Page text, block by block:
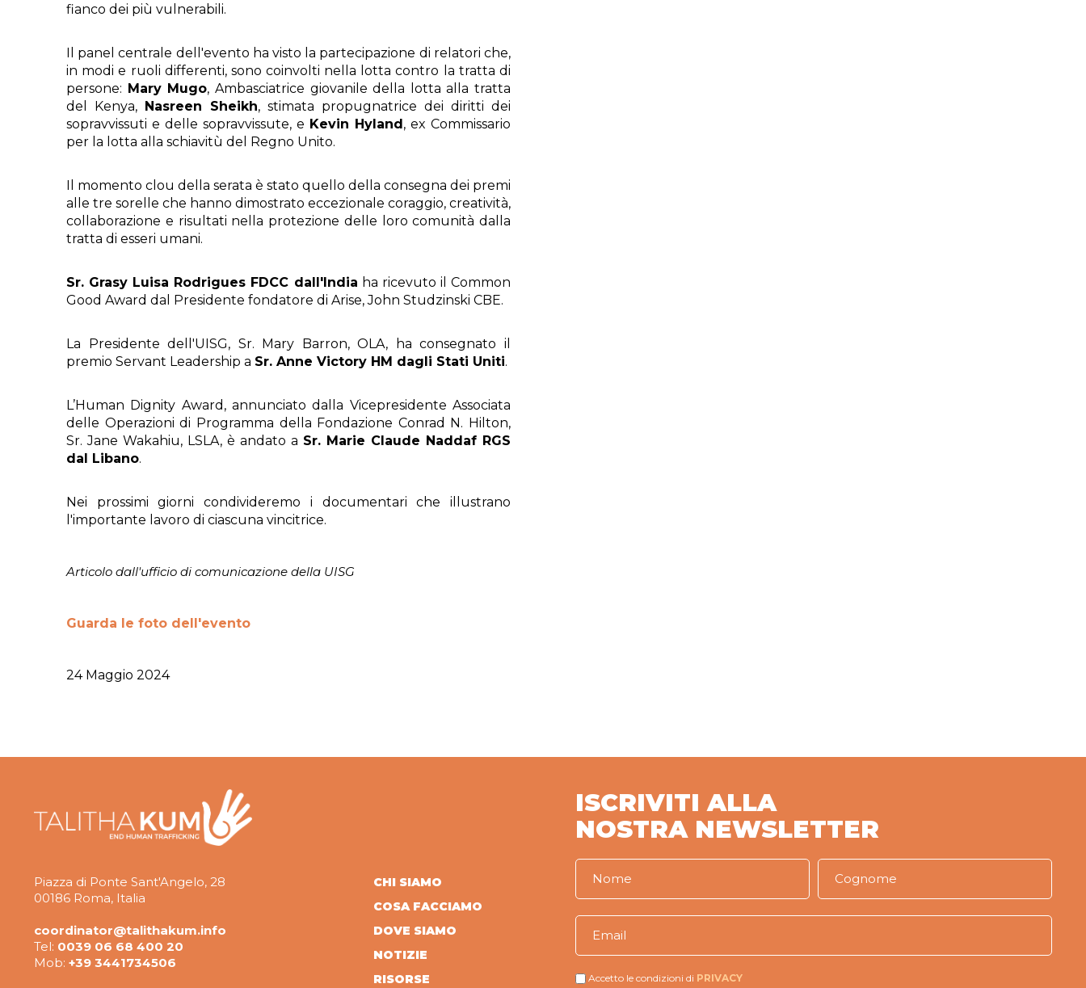
fianco dei più vulnerabili.
Il panel centrale dell'evento ha visto la partecipazione di relatori che,
in modi e ruoli differenti, sono coinvolti nella lotta contro la tratta di
persone: Mary Mugo, Ambasciatrice giovanile della lotta alla tratta
del Kenya, Nasreen Sheikh, stimata propugnatrice dei diritti dei
sopravvissuti e delle sopravvissute, e Kevin Hyland, ex Commissario
per la lotta alla schiavitù del Regno Unito.
Il momento clou della serata è stato quello della consegna dei premi
alle tre sorelle che hanno dimostrato eccezionale coraggio, creatività,
collaborazione e risultati nella protezione delle loro comunità dalla
tratta di esseri umani.
Sr. Grasy Luisa Rodrigues FDCC dall'India ha ricevuto il Common
Good Award dal Presidente fondatore di Arise, John Studzinski CBE.
La Presidente dell'UISG, Sr. Mary Barron, OLA, ha consegnato il
premio Servant Leadership a Sr. Anne Victory HM dagli Stati Uniti.
L’Human Dignity Award, annunciato dalla Vicepresidente Associata
delle Operazioni di Programma della Fondazione Conrad N. Hilton,
Sr. Jane Wakahiu, LSLA, è andato a Sr. Marie Claude Naddaf RGS
dal Libano.
Nei prossimi giorni condivideremo i documentari che illustrano
l'importante lavoro di ciascuna vincitrice.
Articolo dall'ufficio di comunicazione della UISG
Guarda le foto dell'evento
24 Maggio 2024
Piazza di Ponte Sant'Angelo, 28
00186 Roma, Italia
coordinator@talithakum.info
Tel: 0039 06 68 400 20
Mob: +39 3441734506
CHI SIAMO
COSA FACCIAMO
DOVE SIAMO
NOTIZIE
RISORSE
ISCRIVITI ALLA
NOSTRA NEWSLETTER
Accetto le condizioni di PRIVACY